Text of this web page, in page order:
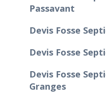
Passavant
Devis Fosse
Devis Fosse
Devis Fosse
Granges